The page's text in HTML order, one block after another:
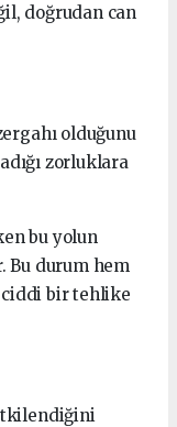
doğrudan can
olduğunu
zorluklara
bu yolun
Bu durum hem
bir tehlike